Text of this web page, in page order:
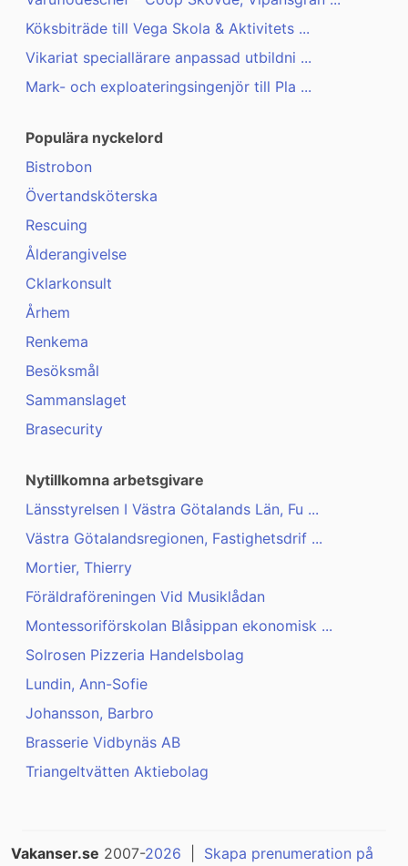
Köksbiträde till Vega Skola & Aktivitets ...
Vikariat speciallärare anpassad utbildni ...
Mark- och exploateringsingenjör till Pla ...
Populära nyckelord
Bistrobon
Övertandsköterska
Rescuing
Ålderangivelse
Cklarkonsult
Århem
Renkema
Besöksmål
Sammanslaget
Brasecurity
Nytillkomna arbetsgivare
Länsstyrelsen I Västra Götalands Län, Fu ...
Västra Götalandsregionen, Fastighetsdrif ...
Mortier, Thierry
Föräldraföreningen Vid Musiklådan
Montessoriförskolan Blåsippan ekonomisk ...
Solrosen Pizzeria Handelsbolag
Lundin, Ann-Sofie
Johansson, Barbro
Brasserie Vidbynäs AB
Triangeltvätten Aktiebolag
Vakanser.se 2007-2026 Skapa prenumeration på